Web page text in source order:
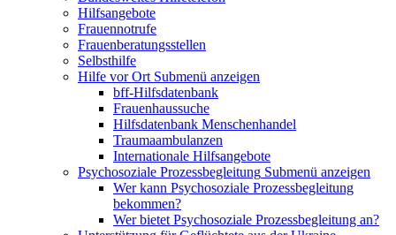
Hilfsangebote
Frauennotrufe
Frauenberatungsstellen
Selbsthilfe
Hilfe vor Ort Submenü anzeigen
bff-Hilfsdatenbank
Frauenhaussuche
Hilfsdatenbank Menschenhandel
Traumaambulanzen
Internationale Hilfsangebote
Psychosoziale Prozessbegleitung Submenü anzeigen
Wer kann Psychosoziale Prozessbegleitung
bekommen?
Wer bietet Psychosoziale Prozessbegleitung an?